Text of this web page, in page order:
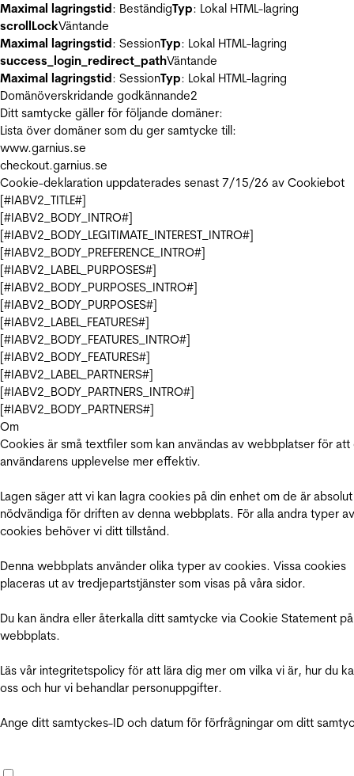
Maximal lagringstid: BeständigTyp: Lokal HTML-lagring
scrollLockVäntande
Maximal lagringstid: SessionTyp: Lokal HTML-lagring
success_login_redirect_pathVäntande
Maximal lagringstid: SessionTyp: Lokal HTML-lagring
Domänöverskridande godkännande2
Ditt samtycke gäller för följande domäner:
Lista över domäner som du ger samtycke till:
www.garnius.se
checkout.garnius.se
Cookie-deklaration uppdaterades senast 7/15/26 av Cookiebot
[#IABV2_TITLE#]
[#IABV2_BODY_INTRO#]
[#IABV2_BODY_LEGITIMATE_INTEREST_INTRO#]
[#IABV2_BODY_PREFERENCE_INTRO#]
[#IABV2_LABEL_PURPOSES#]
[#IABV2_BODY_PURPOSES_INTRO#]
[#IABV2_BODY_PURPOSES#]
[#IABV2_LABEL_FEATURES#]
[#IABV2_BODY_FEATURES_INTRO#]
[#IABV2_BODY_FEATURES#]
[#IABV2_LABEL_PARTNERS#]
[#IABV2_BODY_PARTNERS_INTRO#]
[#IABV2_BODY_PARTNERS#]
Om
Cookies är små textfiler som kan användas av webbplatser för att
användarens upplevelse mer effektiv.
Lagen säger att vi kan lagra cookies på din enhet om de är absolut
nödvändiga för driften av denna webbplats. För alla andra typer av
cookies behöver vi ditt tillstånd.
Denna webbplats använder olika typer av cookies. Vissa cookies
placeras ut av tredjepartstjänster som visas på våra sidor.
Du kan ändra eller återkalla ditt samtycke via Cookie Statement
webbplats.
Läs vår integritetspolicy för att lära dig mer om vilka vi är, hur du
oss och hur vi behandlar personuppgifter.
Ange ditt samtyckes-ID och datum för förfrågningar om ditt